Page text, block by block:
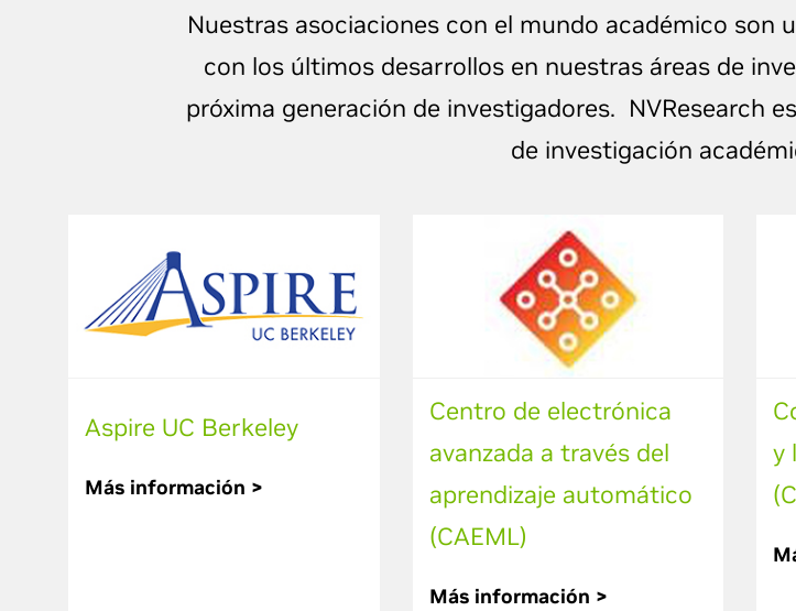
Nuestras asociaciones con el mundo académico
con los últimos desarrollos en nuestras áreas de
próxima generación de investigadores. NVResearch
de investigación
Aspire UC Berkeley
Más información >
Centro de electrónica
avanzada a través del
aprendizaje automático
(CAEML)
Más información >
y